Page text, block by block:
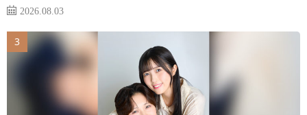
2026.08.03